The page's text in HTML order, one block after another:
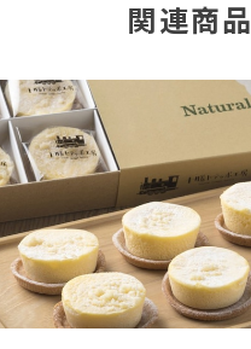
関連商品